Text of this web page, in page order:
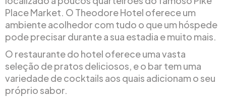
Place Market. O Theodore Hotel oferece um
ambiente acolhedor com tudo o que um hóspede
pode precisar durante a sua estadia e muito mais.
O restaurante do hotel oferece uma vasta
seleção de pratos deliciosos, e o bar tem uma
variedade de cocktails aos quais adicionam o seu
próprio sabor.